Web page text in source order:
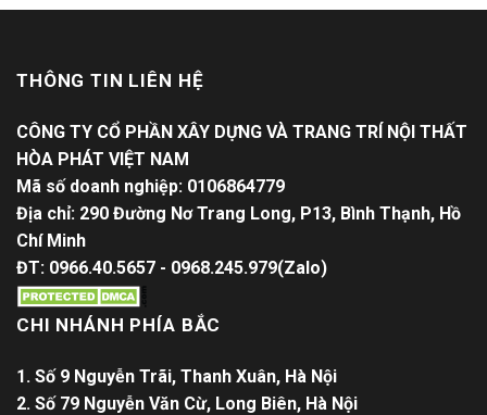
THÔNG TIN LIÊN HỆ
CÔNG TY CỔ PHẦN XÂY DỰNG VÀ TRANG TRÍ NỘI THẤT
HÒA PHÁT VIỆT NAM
Mã số doanh nghiệp: 0106864779
Địa chỉ: 290 Đường Nơ Trang Long, P13, Bình Thạnh, Hồ
Chí Minh
ĐT: 0966.40.5657 - 0968.245.979(Zalo)
CHI NHÁNH PHÍA BẮC
1. Số 9 Nguyễn Trãi, Thanh Xuân, Hà Nội
2. Số 79 Nguyễn Văn Cừ, Long Biên, Hà Nội